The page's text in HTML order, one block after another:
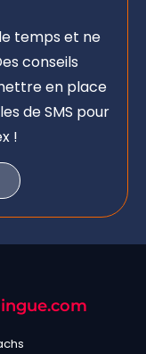
temps et ne
conseils
en place
de SMS pour
!